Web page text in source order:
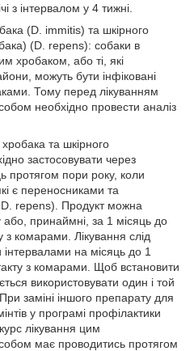
з інтервалом у 4 тижні.
(D. immitis) та шкірного
(D. repens): собаки в
хробаком, або ті, які
можуть бути інфіковані
Тому перед лікуванням
необхідно провести аналіз
та шкірного
застосовувати через
протягом пори року, коли
є переносниками та
repens). Продукт можна
або, принаймні, за 1 місяць до
з комарами. Лікування слід
на місяць до 1
з комарами. Щоб встановити
використовувати один і той
заміні іншого препарату для
у програмі профілактики
лікування цим
має проводитись протягом